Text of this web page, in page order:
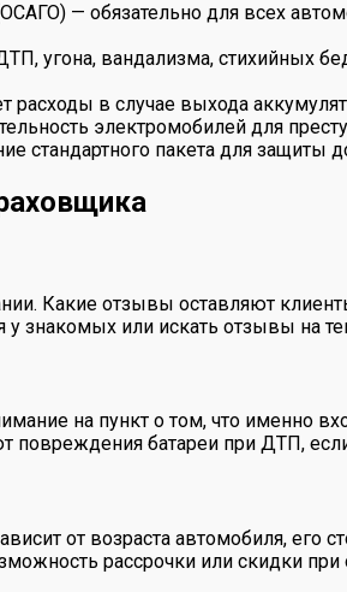
— обязательно для всех
вандализма, стихийных
в случае выхода
электромобилей для
стандартного пакета для защиты
Какие отзывы оставляют
у знакомых или искать отзывы на
на пункт о том, что именно
батареи при ДТП,
от возраста автомобиля, его
рассрочки или скидки при